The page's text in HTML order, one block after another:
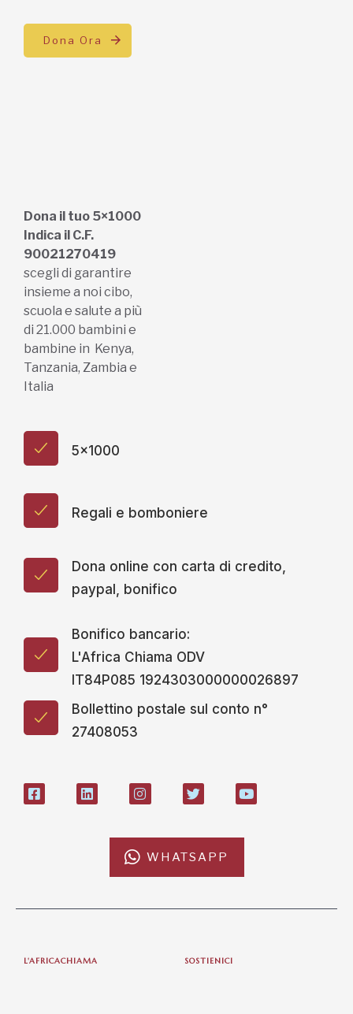
Dona Ora
Dona il tuo 5×1000
Indica il C.F.
90021270419
scegli di garantire
insieme a noi cibo,
scuola e salute a più
di 21.000 bambini e
bambine in Kenya,
Tanzania, Zambia e
Italia
5x1000
Regali e bomboniere
Dona online con carta di credito,
paypal, bonifico
Bonifico bancario:
L'Africa Chiama ODV
IT84P085 1924303000000026897
Bollettino postale sul conto n°
27408053
WHATSAPP
L'AFRICACHIAMA SOSTIENICI